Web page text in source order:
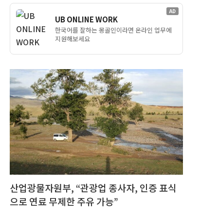
AD
UB ONLINE WORK
한국어를 잘하는 몽골인이라면 온라인 업무에
지원해보세요
산업광물자원부, “관광업 종사자, 인증 표식
으로 연료 무제한 주유 가능”